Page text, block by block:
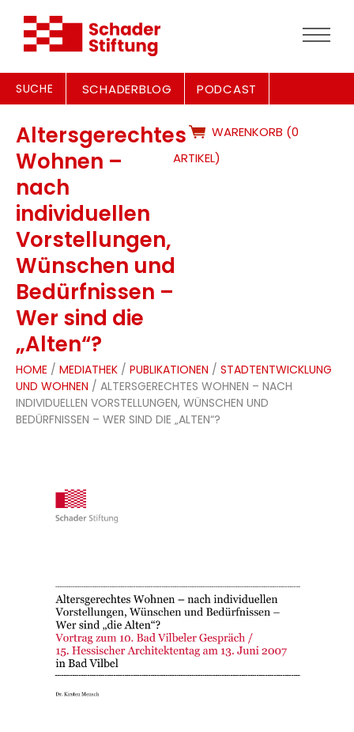
SUCHE SCHADERBLOG PODCAST
Altersgerechtes
Wohnen –
nach
individuellen
Vorstellungen,
Wünschen und
Bedürfnissen –
Wer sind die
„Alten“?
WARENKORB (0
ARTIKEL)
HOME / MEDIATHEK / PUBLIKATIONEN / STADTENTWICKLUNG
UND WOHNEN / ALTERSGERECHTES WOHNEN – NACH
INDIVIDUELLEN VORSTELLUNGEN, WÜNSCHEN UND
BEDÜRFNISSEN – WER SIND DIE „ALTEN“?